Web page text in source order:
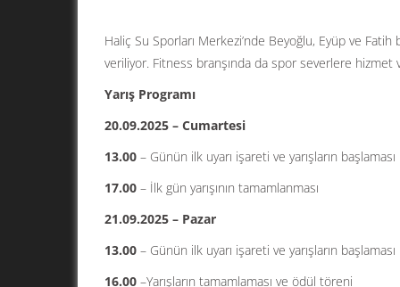
Haliç Su Sporları Merkezi’nde Beyoğlu, Eyüp ve
veriliyor. Fitness branşında da spor severlere
Yarış Programı
20.09.2025 – Cumartesi
13.00 – Günün ilk uyarı işareti ve yarışların başlaması
17.00 – İlk gün yarışının tamamlanması
21.09.2025 – Pazar
13.00 – Günün ilk uyarı işareti ve yarışların başlaması
16.00 –Yarışların tamamlaması ve ödül töreni